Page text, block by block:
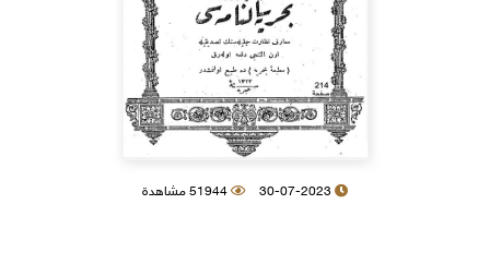
30-07-2023 51944 مشاهدة